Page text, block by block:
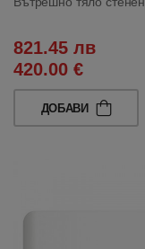
821.45 лв
420.00 €
ДОБАВИ